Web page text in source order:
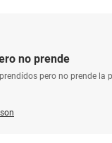
no prende
pero no prende la